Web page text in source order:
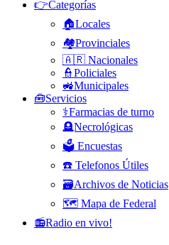
👉Categorías
🏠Locales
🏘️Provinciales
🇦🇷 Nacionales
👮Policiales
🚜Municipales
🧰Servicios
⚕️Farmacias de turno
🪦Necrológicas
🗳️ Encuestas
☎️ Telefonos Útiles
🗃️Archivos de Noticias
🗺️ Mapa de Federal
📻Radio en vivo!